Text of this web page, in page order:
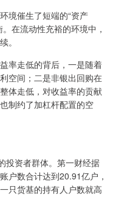
境催生了短端的“资产
在流动性充裕的环境中，
。
率走低的背后，一是随着
空间；二是非银出回购在
体走低，对收益率的贡献
制约了加杠杆配置的空
投资者群体。第一财经据
户数合计达到20.91亿户，
只货基的持有人户数就高